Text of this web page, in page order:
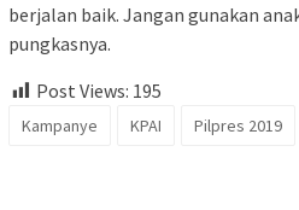
berjalan baik. Jangan gunakan
pungkasnya.
Post Views: 195
Kampanye KPAI Pilpres 2019